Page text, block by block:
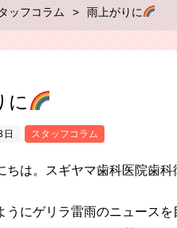
ッフコラム 雨上がりに
に
スタッフコラム
ちは。スギヤマ歯科医院歯科
うにゲリラ雷雨のニュース